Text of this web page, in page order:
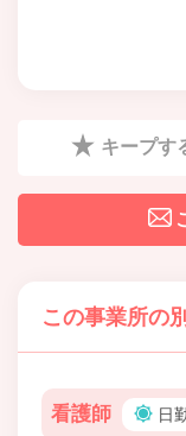
キープす
この事業所の
看護師 日